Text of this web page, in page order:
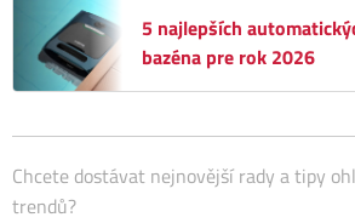
5 najlepších
bazéna pre rok 2026
Chcete dostávat nejnovější rady a tipy
trendů?